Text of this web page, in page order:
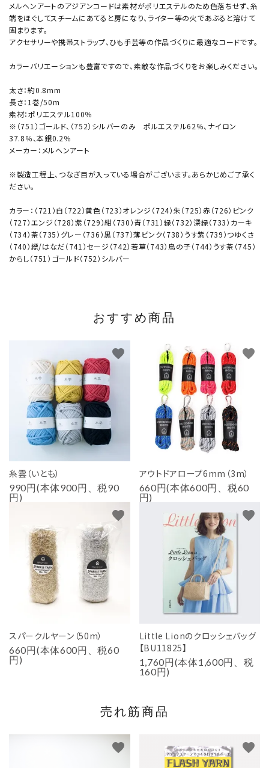
メルヘンアートのアジアンコードは素材がポリエステルのため色落ちせず、糸
端をほぐしてスチームにあてると房になり、ライター等の火であぶると溶けて
固まります。
アクセサリーや携帯ストラップ、ひも手芸等の作品づくりに最適なコードです。
カラーバリエーションも豊富ですので、素敵な作品づくりをお楽しみください。
太さ：約0.8mm
長さ：1巻/50m
素材：ポリエステル100％
※（751）ゴールド、（752）シルバーのみ ポルエステル62％、ナイロン
37.8％、本銀0.2％
メーカー：メルヘンアート
※製造工程上、つなぎ目が入っている場合がございます。あらかじめご了承く
ださい。
カラー：（721）白（722）黄色（723）オレンジ（724）朱（725）赤（726）ピンク
（727）エンジ（728）紫（729）紺（730）青（731）緑（732）深緑（733）カーキ
（734）茶（735）グレー（736）黒（737）薄ピンク（738）うす紫（739）つゆくさ
（740）縹/はなだ（741）セージ（742）若草（743）鳥の子（744）うす茶（745）
からし（751）ゴールド（752）シルバー
おすすめ商品
糸雲（いとも）
990円(本体900円、税90
円)
favorite
アウトドアロープ6mm（3m）
660円(本体600円、税60
円)
favorite
スパークルヤーン（50m）
660円(本体600円、税60
円)
favorite
Little Lionのクロッシェバッグ
【BU11825】
1,760円(本体1,600円、税
160円)
favorite
売れ筋商品
favorite favorite